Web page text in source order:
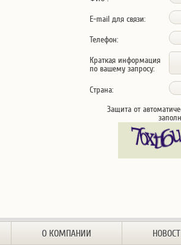
E-mail для связи:
Телефон:
Краткая информация
по вашему запросу:
Страна:
Защита от
О КОМПАНИИ